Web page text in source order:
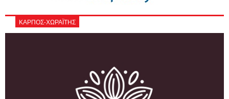
ΚΑΡΠΟΣ-ΧΩΡΑΪΤΗΣ